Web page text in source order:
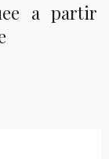
a partir